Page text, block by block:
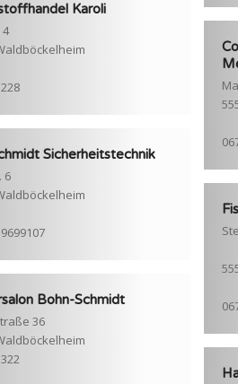
Karoli
4
Sicherheitstechnik
6
Bohn-Schmidt
36